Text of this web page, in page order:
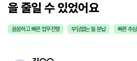
을 줄일 수 있었어요
꼼꼼하고 빠른 업무진행 부담없는 월 분납 빠른 추